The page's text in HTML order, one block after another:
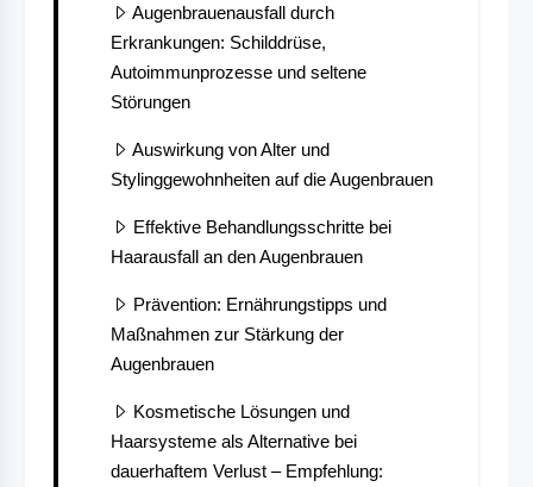
Augenbrauenausfall durch
Erkrankungen: Schilddrüse,
Autoimmunprozesse und seltene
Störungen
Auswirkung von Alter und
Stylinggewohnheiten auf die Augenbrauen
Effektive Behandlungsschritte bei
Haarausfall an den Augenbrauen
Prävention: Ernährungstipps und
Maßnahmen zur Stärkung der
Augenbrauen
Kosmetische Lösungen und
Haarsysteme als Alternative bei
dauerhaftem Verlust – Empfehlung: